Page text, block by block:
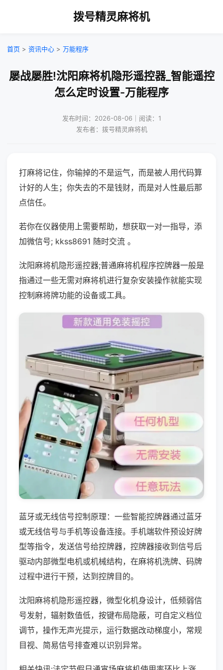
拨号精灵麻将机
首页 > 资讯中心 > 万能程序
屡战屡胜!沈阳麻将机隐形遥控器_智能遥控
怎么定时设置-万能程序
发布时间：2026-08-06｜阅读：1
发布者：拨号精灵麻将机
打麻将记住，你输掉的不是运气，而是被人用代码算
计好的人生；你失去的不是钱财，而是对人性最后那
点信任。
若你在仪器使用上需要帮助，想获取一对一指导，添
加微信号; kkss8691 随时交流 。
沈阳麻将机隐形遥控器;普通麻将机程序控牌器一般是
指通过一些无需对麻将机进行复杂安装操作就能实现
控制麻将牌功能的设备或工具。
蓝牙或无线信号控制原理：一些智能控牌器通过蓝牙
或无线信号与手机等设备连接。手机端软件预设好牌
型等指令，发送信号给控牌器，控牌器接收到信号后
驱动内部微型电机或机械结构，在麻将机洗牌、码牌
过程中进行干预，达到控牌目的。
沈阳麻将机隐形遥控器，微型化机身设计，低频弱信
号发射，辐射数值低，按键布局隐蔽，可自定义档位
调节，操作无声光提示，运行数据改动梯度小，常规
目视、简易信号排查难以识别异常。